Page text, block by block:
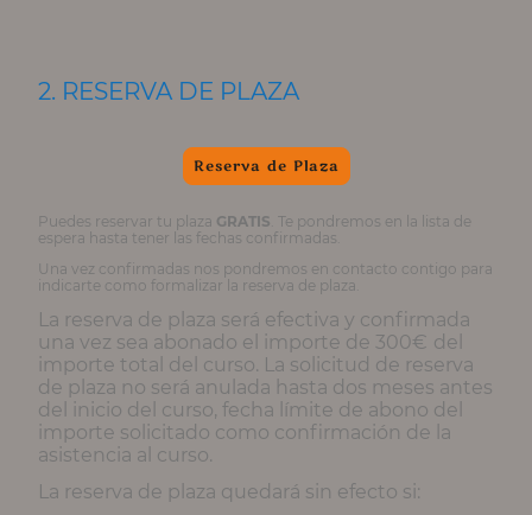
2. RESERVA DE PLAZA
Reserva de Plaza
Puedes reservar tu plaza GRATIS . Te pondremos en la lista de
espera hasta tener las fechas confirmadas.
Una vez confirmadas nos pondremos en contacto contigo para
indicarte como formalizar la reserva de plaza.
La reserva de plaza será efectiva y confirmada
una vez sea abonado el importe de 300€ del
importe total del curso. La solicitud de reserva
de plaza no será anulada hasta dos meses antes
del inicio del curso, fecha límite de abono del
importe solicitado como confirmación de la
asistencia al curso.
La reserva de plaza quedará sin efecto si: